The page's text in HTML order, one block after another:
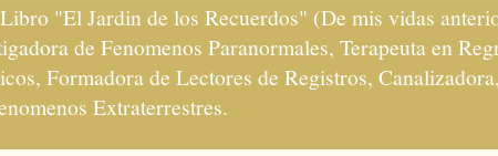
"El Jardin de los Recuerdos" (De mis vidas
de Fenomenos Paranormales, Terapeuta en
Formadora de Lectores de Registros,
Extraterrestres.